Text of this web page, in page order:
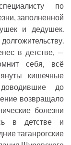
по
заполненной
и дедушек.
в детстве, —
себя, всё
кишечные
до
возвращало
болезни
в детстве и
таганрогские